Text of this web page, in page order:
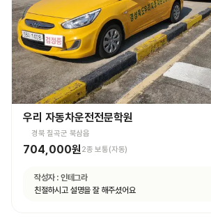
우리 자동차운전전문학원
경북 칠곡군 북삼읍
704,000원 2종 보통(자동)
작성자 : 인테그라
친절하시고 설명을 잘 해주셨어요